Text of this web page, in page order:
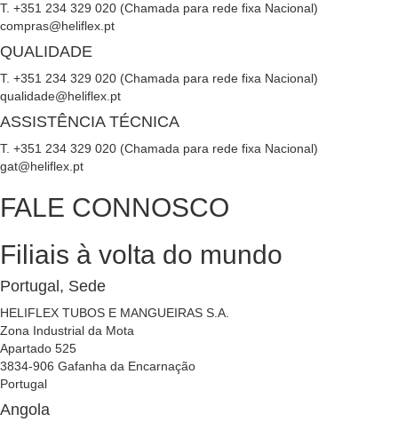
T. +351 234 329 020 (Chamada para rede fixa Nacional)
compras@heliflex.pt
QUALIDADE
T. +351 234 329 020 (Chamada para rede fixa Nacional)
qualidade@heliflex.pt
ASSISTÊNCIA TÉCNICA
T. +351 234 329 020 (Chamada para rede fixa Nacional)
gat@heliflex.pt
FALE CONNOSCO
Filiais à volta do mundo
Portugal, Sede
HELIFLEX TUBOS E MANGUEIRAS S.A.
Zona Industrial da Mota
Apartado 525
3834-906 Gafanha da Encarnação
Portugal
Angola